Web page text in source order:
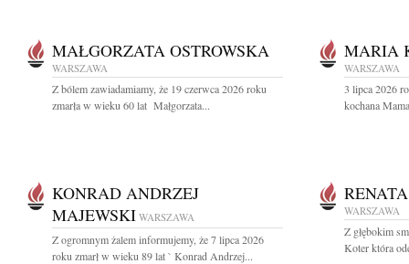
MAŁGORZATA OSTROWSKA
WARSZAWA
Z bólem zawiadamiamy, że 19 czerwca 2026 roku
zmarła w wieku 60 lat Małgorzata...
MARIA
WARSZAWA
3 lipca 2026
kochana
KONRAD ANDRZEJ
MAJEWSKI WARSZAWA
Z ogromnym żalem informujemy, że 7 lipca 2026
roku zmarł w wieku 89 lat ` Konrad Andrzej...
WARSZAWA
Z głębokim
Koter która